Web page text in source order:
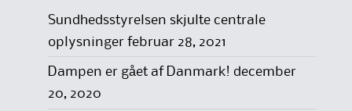
Sundhedsstyrelsen skjulte centrale
oplysninger februar 28, 2021
Dampen er gået af Danmark! december
20, 2020